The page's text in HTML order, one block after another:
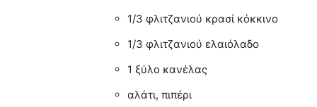
1/3 φλιτζανιού κρασί κόκκινο
1/3 φλιτζανιού ελαιόλαδο
1 ξύλο κανέλας
αλάτι, πιπέρι